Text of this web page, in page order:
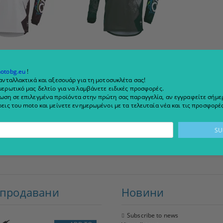
O'NEAL
VILLAIN WHITE
69.00 лв.
DETAILS
VILLAIN GREY
€34.99 68.43 лв.
VIEW DETAILS
Новини
Subscribe to news
!
και αξεσουάρ για τη μοτοσυκλέτα σας!
μας δελτίο για να λαμβάνετε ειδικές προσφορές.
σε επιλεγμένα προϊόντα στην πρώτη σας παραγγελία, αν εγγραφείτε
του moto και μείνετε ενημερωμένοι με τα τελευταία νέα και τις